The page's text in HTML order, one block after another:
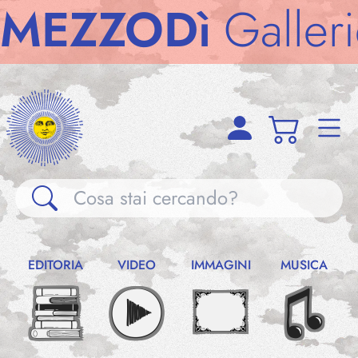
Gallerie
Gallerie
Notizie
EDITORIA VIDEO IMMAGINI MUSICA